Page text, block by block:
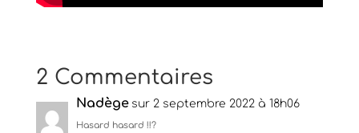
2 Commentaires
Nadège sur 2 septembre 2022 à 18h06
Hasard hasard !!?